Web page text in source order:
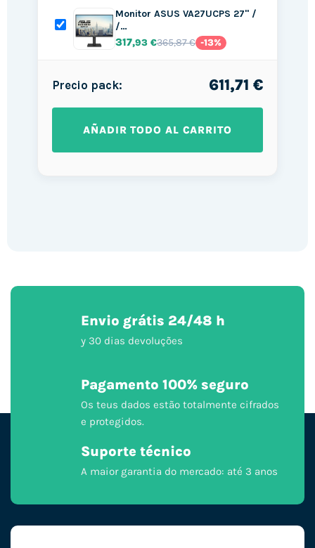
Monitor ASUS VA27UCPS 27" /
/…
317,93 €365,87 € -13%
Precio pack: 611,71 €
AÑADIR TODO AL CARRITO
Envio grátis 24/48 h
y 30 dias devoluções
Pagamento 100% seguro
Os teus dados estão totalmente cifrados
e protegidos.
Suporte técnico
A maior garantia do mercado: até 3 anos